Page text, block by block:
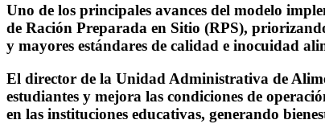
Uno de los principales avances del modelo
de Ración Preparada en Sitio (RPS),
y mayores estándares de calidad e inocuidad
El director de la Unidad Administrativa de
estudiantes y mejora las condiciones de
en las instituciones educativas, generando